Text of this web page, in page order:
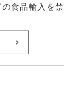
食品輸入を禁
>